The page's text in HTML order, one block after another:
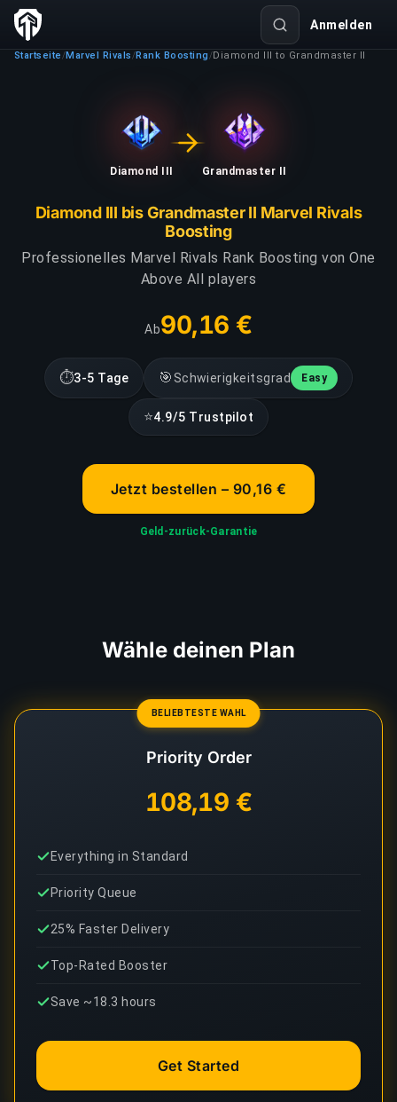
Anmelden
Startseite /Marvel Rivals /Rank Boosting /Diamond III to Grandmaster II
Diamond III Grandmaster II
Diamond III bis Grandmaster II Marvel Rivals
Boosting
Professionelles Marvel Rivals Rank Boosting von One
Above All players
Ab90,16 €
⏱3-5 Tage 🎯 Schwierigkeitsgrad Easy
⭐4.9/5 Trustpilot
Jetzt bestellen – 90,16 €
Geld-zurück-Garantie
Wähle deinen Plan
BELIEBTESTE WAHL
Priority Order
108,19 €
Everything in Standard
Priority Queue
25% Faster Delivery
Top-Rated Booster
Save ~18.3 hours
Get Started